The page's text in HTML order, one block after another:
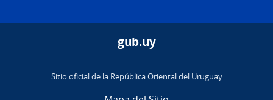
gub.uy
Sitio oficial de la República Oriental del Uruguay